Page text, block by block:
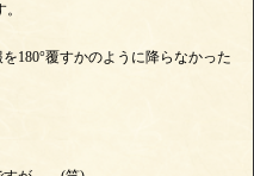
180°覆すかのように降らなかった